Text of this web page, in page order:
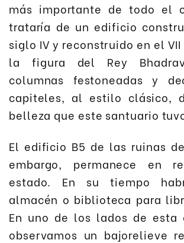
más importante de todo el
trataría de un edificio
siglo IV y reconstruido en el
la figura del Rey
columnas festoneadas y
capiteles, al estilo clásico,
belleza que este santuario
El edificio B5 de las ruinas
embargo, permanece en
estado. En su tiempo
almacén o biblioteca para
En uno de los lados de esta
observamos un bajorelieve